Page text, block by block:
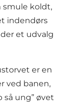
smule koldt,
indendørs
et udvalg
er en
ved banen,
så ung” øvet